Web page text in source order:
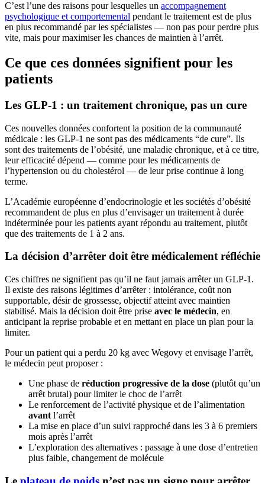
C’est l’une des raisons pour lesquelles un accompagnement
psychologique et comportemental pendant le traitement est de plus
en plus recommandé par les spécialistes — non pas pour perdre plus
vite, mais pour maximiser les chances de maintien à l’arrêt.
Ce que ces données signifient pour les
patients
Les GLP-1 : un traitement chronique, pas un cure
Ces nouvelles données confortent la position de la communauté
médicale : les GLP-1 ne sont pas des médicaments “de cure”. Ils
sont des traitements de l’obésité, une maladie chronique, et à ce titre,
leur efficacité dépend — comme pour les médicaments de
l’hypertension ou du cholestérol — de leur prise continue à long
terme.
L’Académie européenne d’endocrinologie et les sociétés d’obésité
recommandent de plus en plus d’envisager un traitement à durée
indéterminée pour les patients ayant répondu au traitement, plutôt
que des traitements de 1 à 2 ans.
La décision d’arrêter doit être médicalement réfléchie
Ces chiffres ne signifient pas qu’il ne faut jamais arrêter un GLP-1.
Il existe des raisons légitimes d’arrêter : intolérance, coût non
supportable, désir de grossesse, objectif atteint avec maintien
stabilisé. Mais la décision doit être prise avec le médecin, en
anticipant la reprise probable et en mettant en place un plan pour la
limiter.
Pour un patient qui a perdu 20 kg avec Wegovy et envisage l’arrêt,
le médecin peut proposer :
Une phase de réduction progressive de la dose (plutôt qu’un
arrêt brutal) pour limiter le choc de l’arrêt
Le renforcement de l’activité physique et de l’alimentation
avant l’arrêt
La mise en place d’un suivi rapproché dans les 3 à 6 premiers
mois après l’arrêt
L’exploration des alternatives : passage à une dose d’entretien
plus faible, changement de molécule